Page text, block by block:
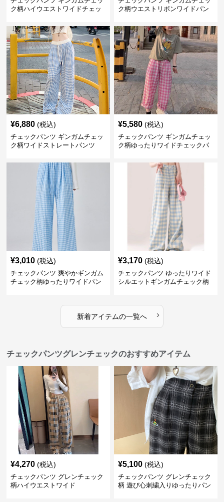
ク柄ハイウエストワイドチェッ
ク柄ウエストリボンワイドパン
¥6,880 (税込)
チェックパンツ ギンガムチェッ
ク柄ワイドストレートパンツ
¥5,580 (税込)
チェックパンツ ギンガムチェッ
ク柄ゆったりワイドチェックパ
¥3,010 (税込)
チェックパンツ 爽やかギンガム
チェック柄ゆったりワイドパン
¥3,170 (税込)
チェックパンツ ゆったりワイド
シルエットギンガムチェック柄
新着アイテムの一覧へ ›
チェックパンツグレンチェックのおすすめアイテム
¥4,270 (税込)
チェックパンツ グレンチェック
柄ハイウエストワイド
¥5,100 (税込)
チェックパンツ グレンチェック
柄 遊び心刺繍入りゆったりパン